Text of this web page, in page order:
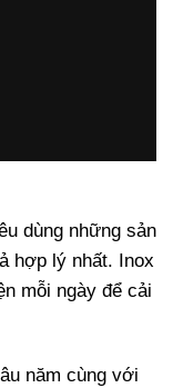
dùng những sản
hợp lý nhất. Inox
mỗi ngày để cải
năm cùng với